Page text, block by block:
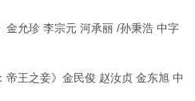
金允珍 李宗元 河承丽 /孙秉浩 中字
帝王之妾》金民俊 赵汝贞 金东旭 中